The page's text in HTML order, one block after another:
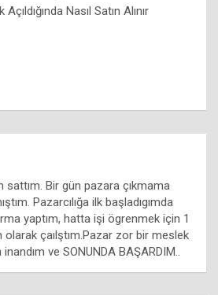
Nasıl Satın Alınır
sattım. Bir gün pazara çıkmama
Pazarcılığa ilk başladıgımda
yaptım, hatta işi ögrenmek için 1
çaılştım.Pazar zor bir meslek
ve SONUNDA BAŞARDIM..